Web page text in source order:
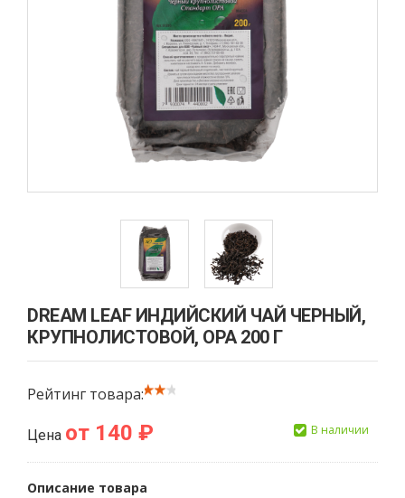
DREAM LEAF ИНДИЙСКИЙ ЧАЙ ЧЕРНЫЙ,
КРУПНОЛИСТОВОЙ, OPA 200 Г
Рейтинг товара:
Цена от 140 ₽ В наличии
Описание товара